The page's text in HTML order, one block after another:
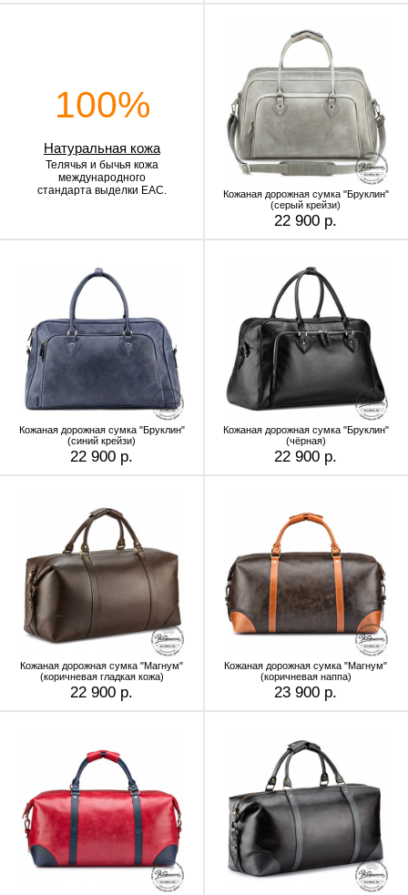
100%
Натуральная кожа
Телячья и бычья кожа
международного
стандарта выделки EAC.
Кожаная дорожная сумка "Бруклин"
(серый крейзи)
22 900 р.
Кожаная дорожная сумка "Бруклин"
(синий крейзи)
22 900 р.
Кожаная дорожная сумка "Бруклин"
(чёрная)
22 900 р.
Кожаная дорожная сумка "Магнум"
(коричневая гладкая кожа)
22 900 р.
Кожаная дорожная сумка "Магнум"
(коричневая наппа)
23 900 р.